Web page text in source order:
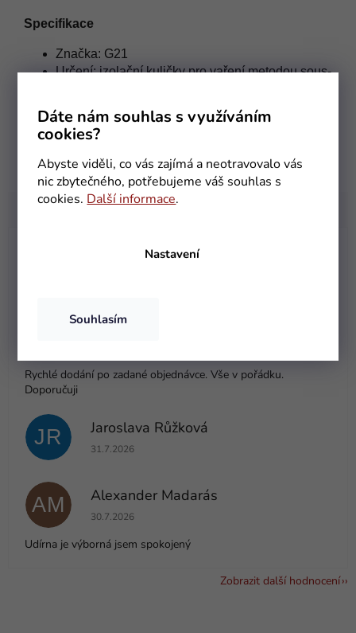
Dáte nám souhlas s využíváním
cookies?
Abyste viděli, co vás zajímá a neotravovalo vás
nic zbytečného, potřebujeme váš souhlas s
cookies. Další informace.
Nastavení
Souhlasím
Specifikace
Značka: G21
Určení: izolační kuličky pro vaření metodou sous-
Počet kuliček: 100 ks
Průměr kuličky: 2 cm
Materiál: PP plast
Helena Pöschková
Olga Urbánková
Rychlé dodání po zadané objednávce. Vše v pořádku.
Doporučuji
JR Jaroslava Růžková
Hodnocení obchodu je 5 z 5 hvězdiček.
31.7.2026
AM Alexander Madarás
Hodnocení obchodu je 5 z 5 hvězdiček.
30.7.2026
Udírna je výborná jsem spokojený
Zobrazit další hodnocení